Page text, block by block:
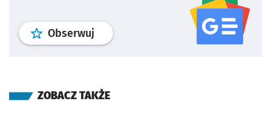
Obserwuj profil serwisu
ZOBACZ TAKŻE